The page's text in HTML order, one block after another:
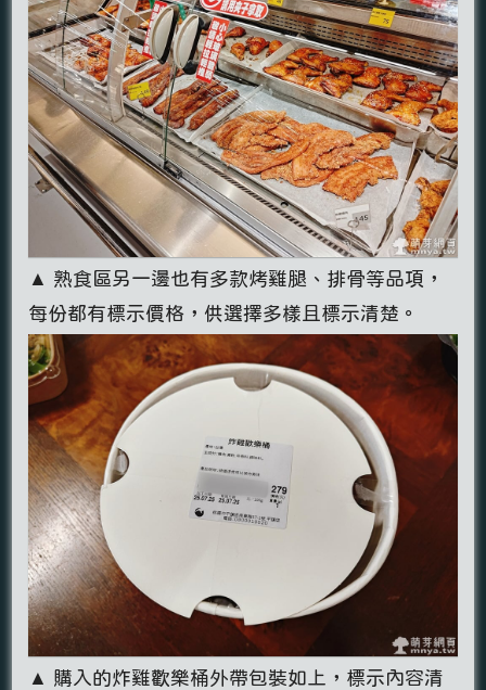
▲ 熟食區另一邊也有多款烤雞腿、排骨等品項，
每份都有標示價格，供選擇多樣且標示清楚。
▲ 購入的炸雞歡樂桶外帶包裝如上，標示內容清